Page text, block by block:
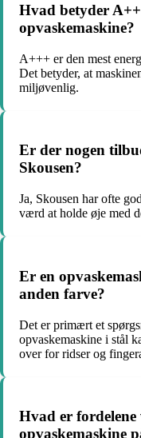
Hvad betyder
opvaskemaskine?
A+++ er den mest
Det betyder, at
miljøvenlig.
Er der nogen
Skousen?
Ja, Skousen har ofte
værd at holde øje med
Er en
anden farve?
Det er primært et
opvaskemaskine i stål
over for ridser og
Hvad er fordelene
opvaskemaskine